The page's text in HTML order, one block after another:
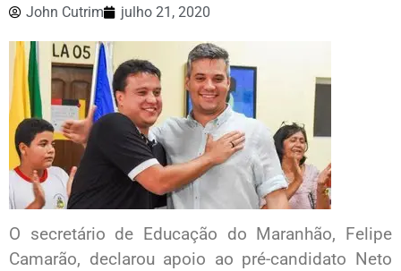
John Cutrim julho 21, 2020
O secretário de Educação do Maranhão, Felipe
Camarão, declarou apoio ao pré-candidato Neto